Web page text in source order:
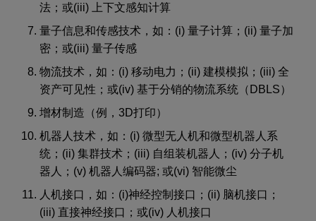
法；或(iii) 上下文感知计算
量子信息和传感技术，如：(i) 量子计算；(ii) 量子加
密；或(iii) 量子传感
物流技术，如：(i) 移动电力；(ii) 建模模拟；(iii) 全
资产可见性；或(iv) 基于分销的物流系统（DBLS）
增材制造（例，3D打印）
机器人技术，如：(i) 微型无人机和微型机器人系
统；(ii) 集群技术；(iii) 自组装机器人；(iv) 分子机
器人；(v) 机器人编码器; 或(vi) 智能微尘
人机接口，如：(i)神经控制接口；(ii) 脑机接口；
(iii) 直接神经接口；或(iv) 人机接口